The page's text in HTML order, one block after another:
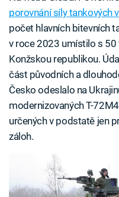
porovnání síly tankových
počet hlavních bitevních
v roce 2023 umístilo s 50
Konžskou republikou.
část původních a
Česko odeslalo na
modernizovaných T-
určených v podstatě jen
záloh.